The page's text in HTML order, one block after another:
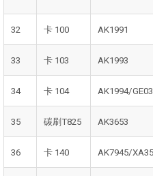
32 卡 100 AK1991
33 卡 103 AK1993
34 卡 104 AK1994/
35 碳刷T825 AK3653
36 卡 140 AK7945/